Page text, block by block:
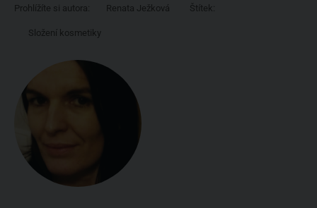
Prohlížíte si autora: Renata Ježková Štítek:
Složení kosmetiky